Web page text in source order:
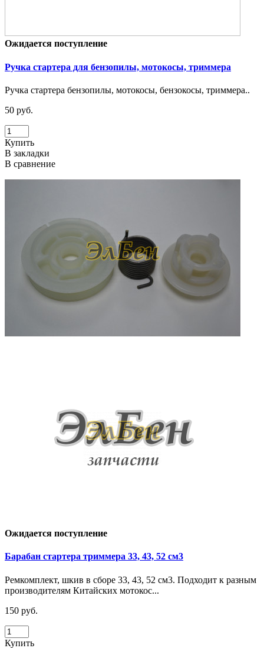
Ожидается поступление
Ручка стартера для бензопилы, мотокосы, триммера
Ручка стартера бензопилы, мотокосы, бензокосы, триммера..
50 руб.
Купить
В закладки
В сравнение
Ожидается поступление
Барабан стартера триммера 33, 43, 52 см3
Ремкомплект, шкив в сборе 33, 43, 52 см3. Подходит к разным
производителям Китайских мотокос...
150 руб.
Купить